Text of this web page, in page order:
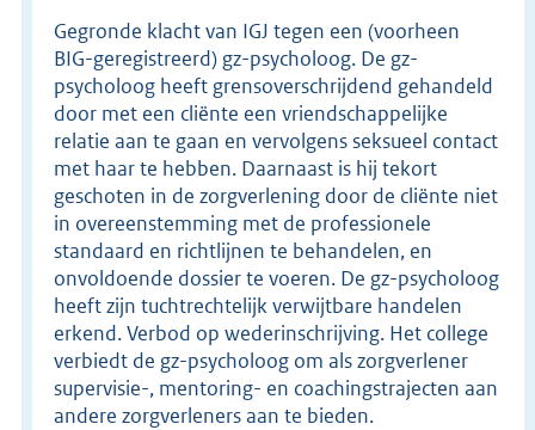
Gegronde klacht van IGJ tegen een (voorheen
BIG-geregistreerd) gz-psycholoog. De gz-
psycholoog heeft grensoverschrijdend gehandeld
door met een cliënte een vriendschappelijke
relatie aan te gaan en vervolgens seksueel contact
met haar te hebben. Daarnaast is hij tekort
geschoten in de zorgverlening door de cliënte niet
in overeenstemming met de professionele
standaard en richtlijnen te behandelen, en
onvoldoende dossier te voeren. De gz-psycholoog
heeft zijn tuchtrechtelijk verwijtbare handelen
erkend. Verbod op wederinschrijving. Het college
verbiedt de gz-psycholoog om als zorgverlener
supervisie-, mentoring- en coachingstrajecten aan
andere zorgverleners aan te bieden.